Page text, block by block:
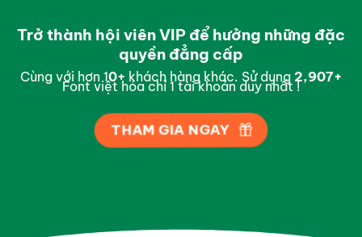
Trở thành hội viên VIP để hưởng những đặc
quyền đẳng cấp
Cùng với hơn 10+ khách hàng khác. Sử dụng 2,994+
Font việt hóa chỉ 1 tài khoản duy nhất !
THAM GIA NGAY